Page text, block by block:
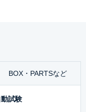
BOX・PARTSなど
動試験